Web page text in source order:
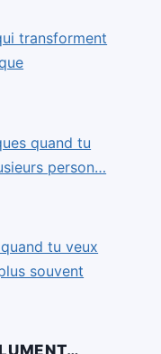
transforment
quand tu
person…
tu veux
souvent